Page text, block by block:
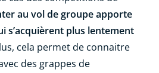
au vol de groupe apporte
s’acquièrent plus lentement
cela permet de connaitre
des grappes de